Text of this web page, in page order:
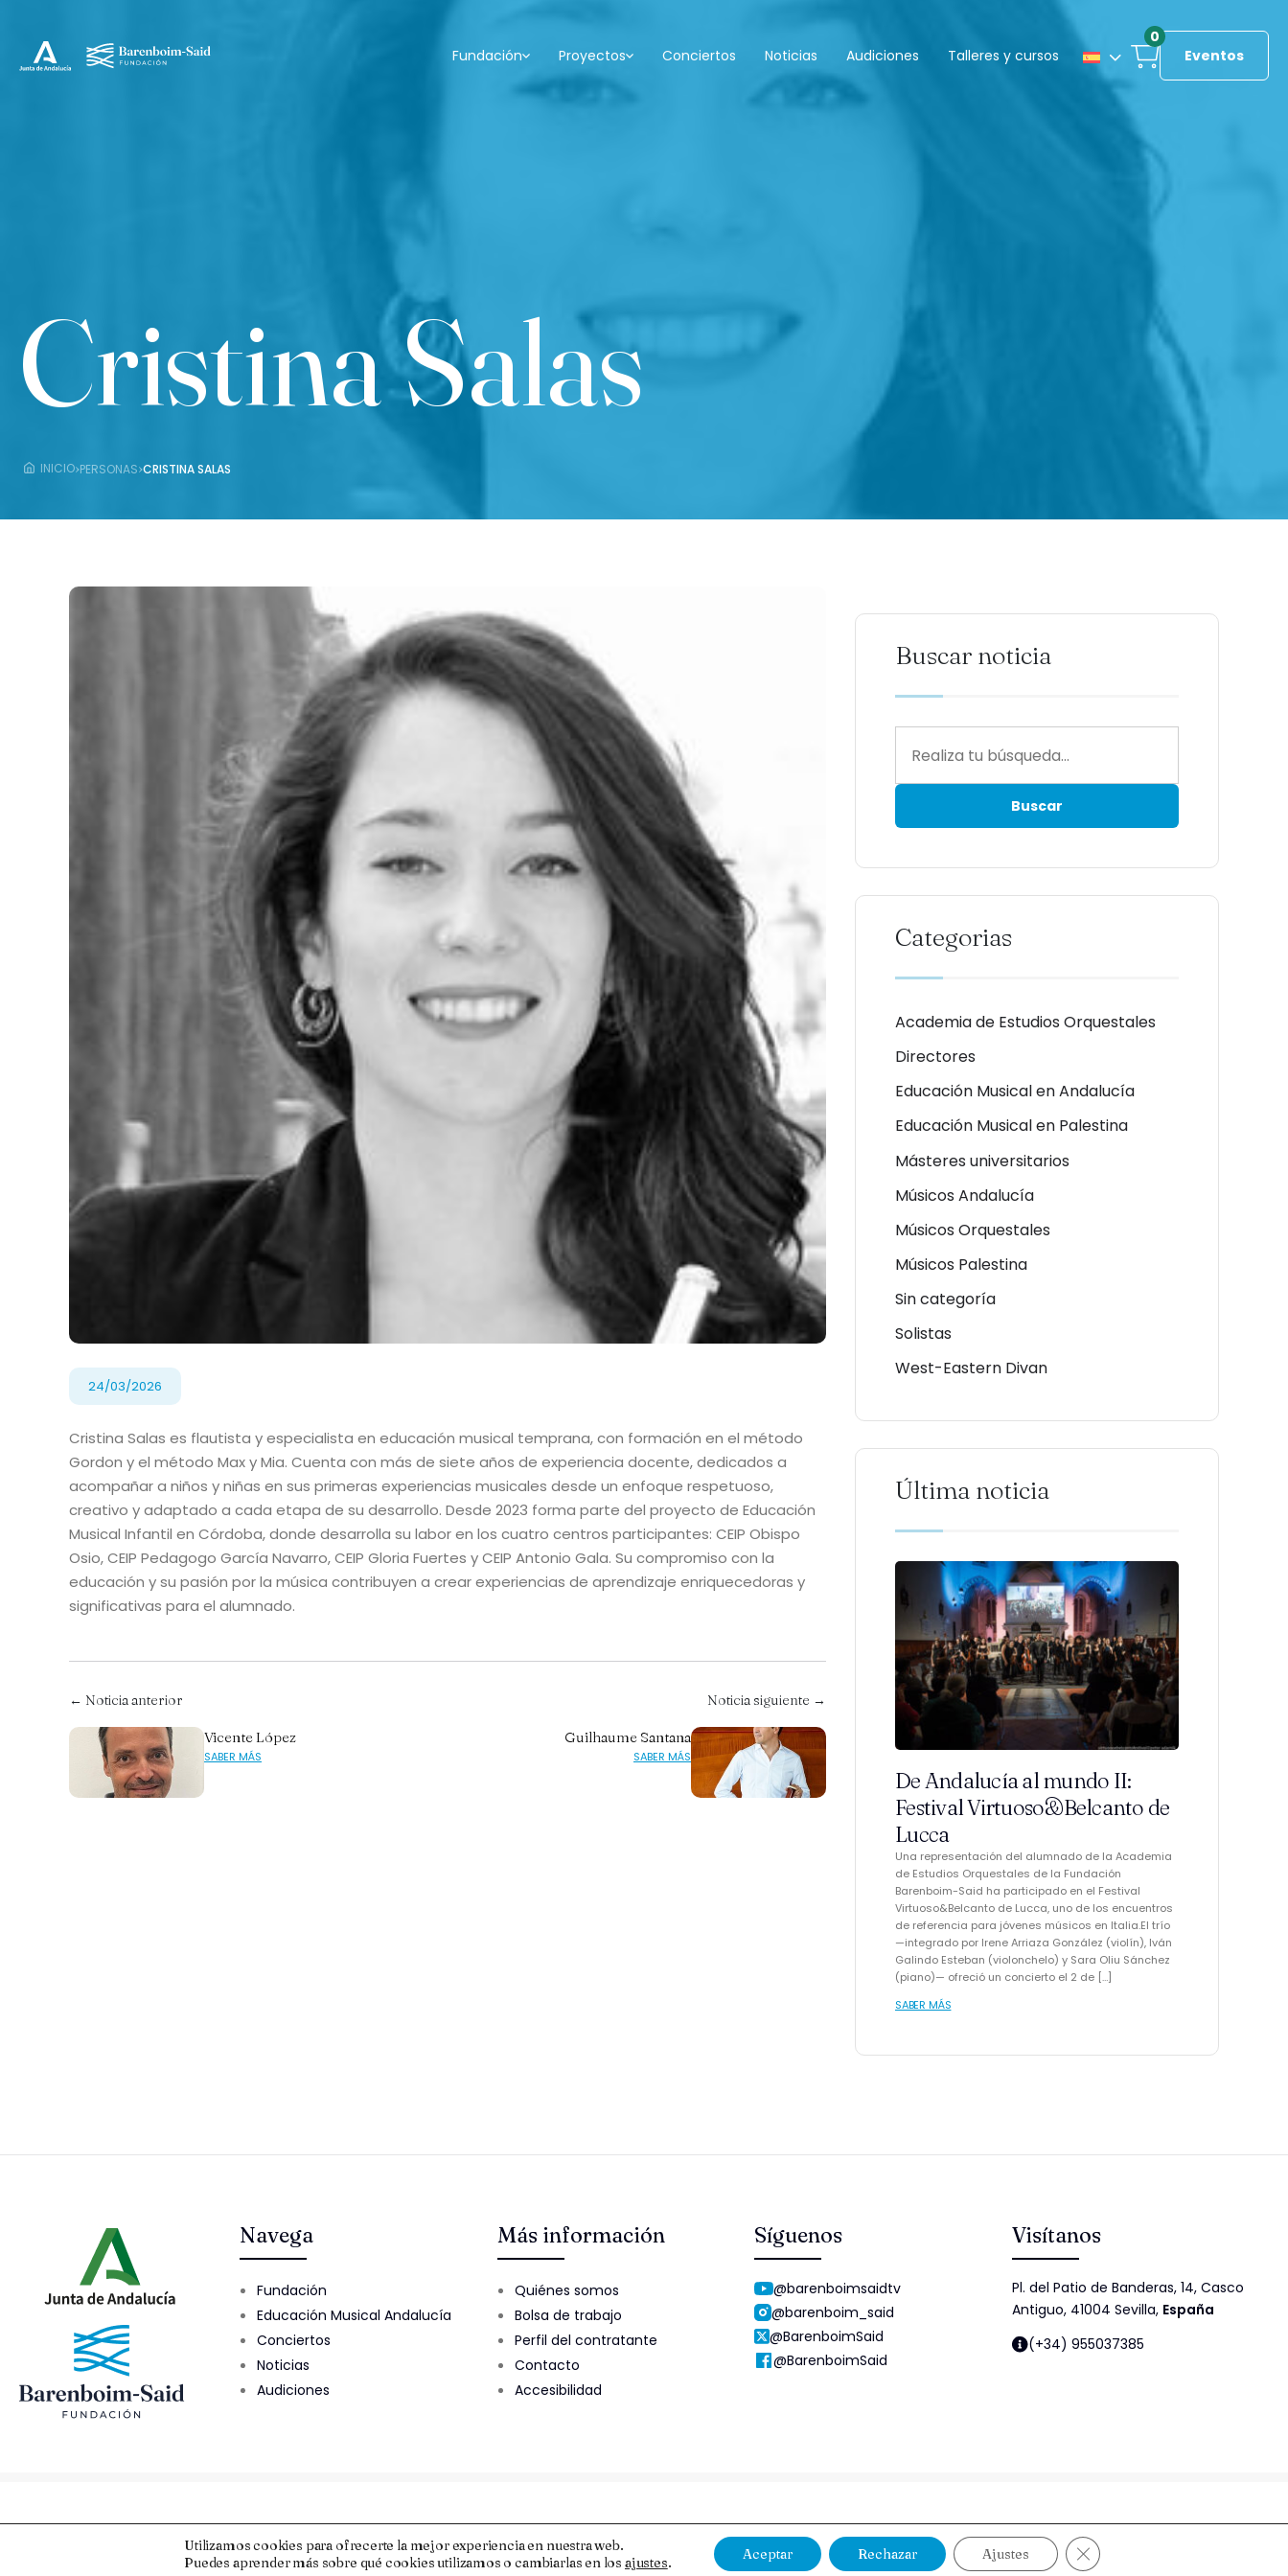
Fundación Proyectos Conciertos Noticias Audiciones Talleres y cursos
0
Eventos
Cristina Salas
INICIO›PERSONAS›CRISTINA SALAS
24/03/2026
Cristina Salas es flautista y especialista en educación musical temprana, con formación en el método
Gordon y el método Max y Mia. Cuenta con más de siete años de experiencia docente, dedicados a
acompañar a niños y niñas en sus primeras experiencias musicales desde un enfoque respetuoso,
creativo y adaptado a cada etapa de su desarrollo. Desde 2023 forma parte del proyecto de Educación
Musical Infantil en Córdoba, donde desarrolla su labor en los cuatro centros participantes: CEIP Obispo
Osio, CEIP Pedagogo García Navarro, CEIP Gloria Fuertes y CEIP Antonio Gala. Su compromiso con la
educación y su pasión por la música contribuyen a crear experiencias de aprendizaje enriquecedoras y
significativas para el alumnado.
← Noticia anterior
Vicente López
SABER MÁS
Noticia siguiente →
Guilhaume Santana
SABER MÁS
Buscar noticia
Categorias
Academia de Estudios Orquestales
Directores
Educación Musical en Andalucía
Educación Musical en Palestina
Másteres universitarios
Músicos Andalucía
Músicos Orquestales
Músicos Palestina
Sin categoría
Solistas
West-Eastern Divan
Última noticia
De Andalucía al mundo II:
Festival Virtuoso&Belcanto de
Lucca
Una representación del alumnado de la Academia
de Estudios Orquestales de la Fundación
Barenboim-Said ha participado en el Festival
Virtuoso&Belcanto de Lucca, uno de los encuentros
de referencia para jóvenes músicos en Italia.El trío
—integrado por Irene Arriaza González (violín), Iván
Galindo Esteban (violonchelo) y Sara Oliu Sánchez
(piano)— ofreció un concierto el 2 de […]
SABER MÁS
Navega
Fundación
Educación Musical Andalucía
Conciertos
Noticias
Audiciones
Más información
Quiénes somos
Bolsa de trabajo
Perfil del contratante
Contacto
Accesibilidad
Síguenos
@barenboimsaidtv
@barenboim_said
@BarenboimSaid
@BarenboimSaid
Visítanos
Pl. del Patio de Banderas, 14, Casco
Antiguo, 41004 Sevilla, España
(+34) 955037385
Esquema Nacional de SeguridadPolítica de cookiesPolítica de Seguridad de la Información
Utilizamos cookies para ofrecerte la mejor experiencia en nuestra web.
Puedes aprender más sobre qué cookies utilizamos o cambiarlas en los ajustes. Aceptar Rechazar Ajustes Cerrar el banner de cookies